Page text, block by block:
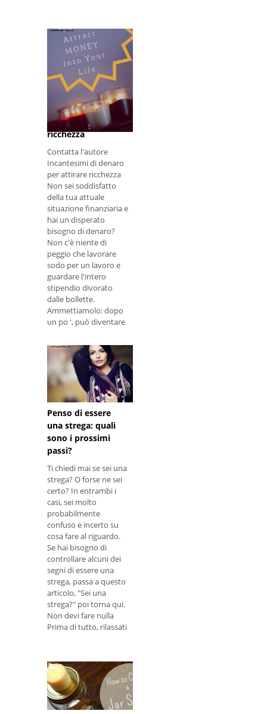
5 incantesimi di
denaro, rituali e
canti per attirare
ricchezza
Contatta l'autore
Incantesimi di denaro
per attirare ricchezza
Non sei soddisfatto
della tua attuale
situazione finanziaria e
hai un disperato
bisogno di denaro?
Non c'è niente di
peggio che lavorare
sodo per un lavoro e
guardare l'intero
stipendio divorato
dalle bollette.
Ammettiamolo: dopo
un po ', può diventare
Penso di essere
una strega: quali
sono i prossimi
passi?
Ti chiedi mai se sei una
strega? O forse ne sei
certo? In entrambi i
casi, sei molto
probabilmente
confuso e incerto su
cosa fare al riguardo.
Se hai bisogno di
controllare alcuni dei
segni di essere una
strega, passa a questo
articolo, "Sei una
strega?" poi torna qui.
Non devi fare nulla
Prima di tutto, rilassati